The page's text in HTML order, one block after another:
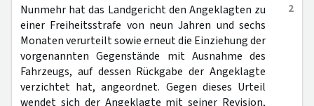
2
Nunmehr hat das Landgericht den Angeklagten zu
einer Freiheitsstrafe von neun Jahren und sechs
Monaten verurteilt sowie erneut die Einziehung der
vorgenannten Gegenstände mit Ausnahme des
Fahrzeugs, auf dessen Rückgabe der Angeklagte
verzichtet hat, angeordnet. Gegen dieses Urteil
wendet sich der Angeklagte mit seiner Revision,